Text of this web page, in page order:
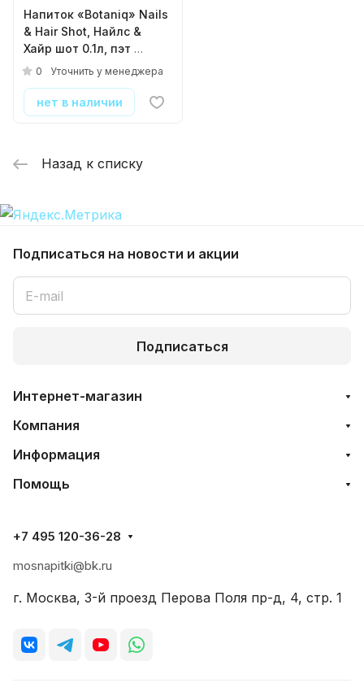
Напиток «Botaniq» Nails
& Hair Shot, Найлс &
Хайр шот 0.1л, пэт
( 8шт./уп. )
0 Уточнить у менеджера
нет в наличии
Назад к списку
Подписаться на новости и акции
Подписаться
Интернет-магазин
Компания
Информация
Помощь
+7 495 120-36-28
mosnapitki@bk.ru
г. Москва, 3-й проезд Перова Поля пр-д, 4, стр. 1